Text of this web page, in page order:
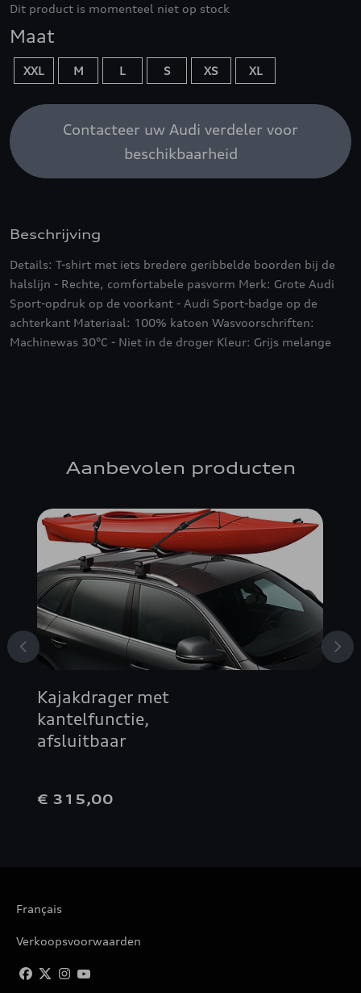
Dit product is momenteel niet op stock
Maat
XXL M L S XS XL
Contacteer uw Audi verdeler voor
beschikbaarheid
Beschrijving
Details: T-shirt met iets bredere geribbelde boorden bij de
halslijn - Rechte, comfortabele pasvorm Merk: Grote Audi
Sport-opdruk op de voorkant - Audi Sport-badge op de
achterkant Materiaal: 100% katoen Wasvoorschriften:
Machinewas 30°C - Niet in de droger Kleur: Grijs melange
Aanbevolen producten
Kajakdrager met
kantelfunctie,
afsluitbaar
€ 315,00
Français
Verkoopsvoorwaarden